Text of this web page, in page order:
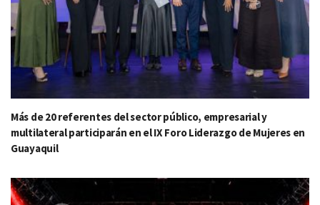
Más de 20 referentes del sector público, empresarial y
multilateral participarán en el IX Foro Liderazgo de Mujeres en
Guayaquil